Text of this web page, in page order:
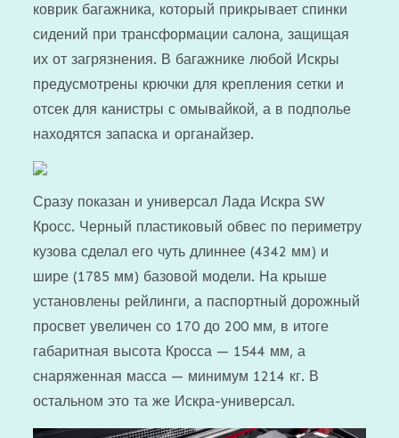
коврик багажника, который прикрывает спинки
сидений при трансформации салона, защищая
их от загрязнения. В багажнике любой Искры
предусмотрены крючки для крепления сетки и
отсек для канистры с омывайкой, а в подполье
находятся запаска и органайзер.
Сразу показан и универсал Лада Искра SW
Кросс. Черный пластиковый обвес по периметру
кузова сделал его чуть длиннее (4342 мм) и
шире (1785 мм) базовой модели. На крыше
установлены рейлинги, а паспортный дорожный
просвет увеличен со 170 до 200 мм, в итоге
габаритная высота Кросса — 1544 мм, а
снаряженная масса — минимум 1214 кг. В
остальном это та же Искра-универсал.